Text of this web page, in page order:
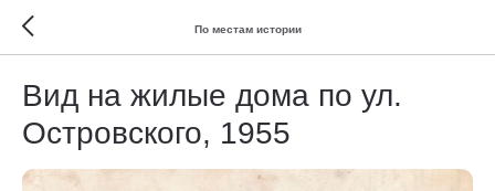
По местам истории
Вид на жилые дома по ул.
Островского, 1955